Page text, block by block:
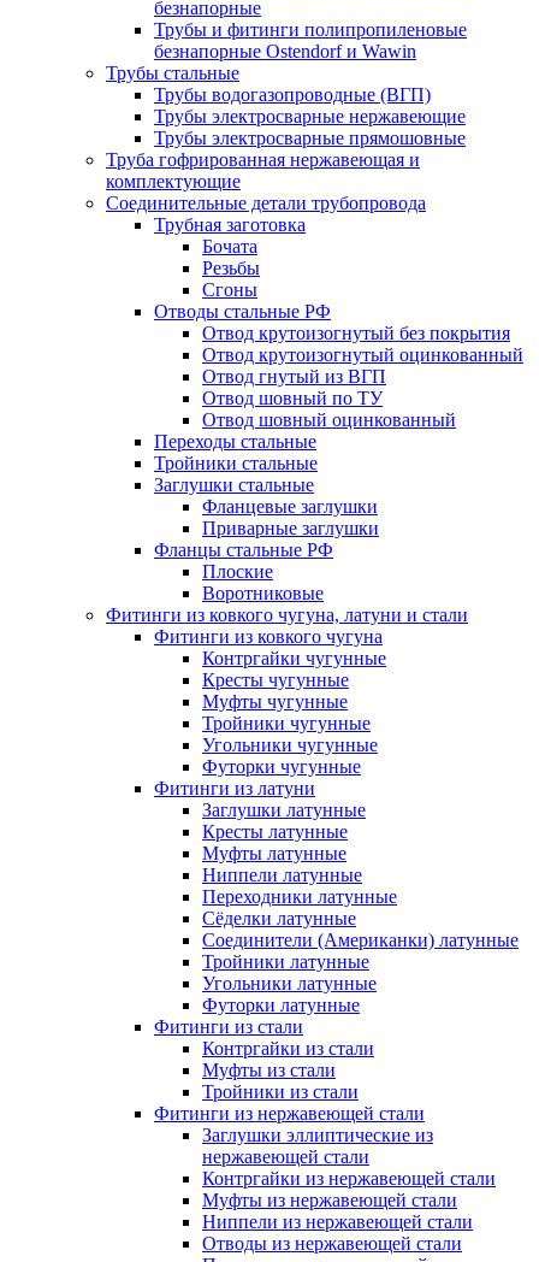
безнапорные
Трубы и фитинги полипропиленовые
безнапорные Ostendorf и Wawin
Трубы стальные
Трубы водогазопроводные (ВГП)
Трубы электросварные нержавеющие
Трубы электросварные прямошовные
Труба гофрированная нержавеющая и
комплектующие
Соединительные детали трубопровода
Трубная заготовка
Бочата
Резьбы
Сгоны
Отводы стальные РФ
Отвод крутоизогнутый без покрытия
Отвод крутоизогнутый оцинкованный
Отвод гнутый из ВГП
Отвод шовный по ТУ
Отвод шовный оцинкованный
Переходы стальные
Тройники стальные
Заглушки стальные
Фланцевые заглушки
Приварные заглушки
Фланцы стальные РФ
Плоские
Воротниковые
Фитинги из ковкого чугуна, латуни и стали
Фитинги из ковкого чугуна
Контргайки чугунные
Кресты чугунные
Муфты чугунные
Тройники чугунные
Угольники чугунные
Футорки чугунные
Фитинги из латуни
Заглушки латунные
Кресты латунные
Муфты латунные
Ниппели латунные
Переходники латунные
Сёделки латунные
Соединители (Американки) латунные
Тройники латунные
Угольники латунные
Футорки латунные
Фитинги из стали
Контргайки из стали
Муфты из стали
Тройники из стали
Фитинги из нержавеющей стали
Заглушки эллиптические из
нержавеющей стали
Контргайки из нержавеющей стали
Муфты из нержавеющей стали
Ниппели из нержавеющей стали
Отводы из нержавеющей стали